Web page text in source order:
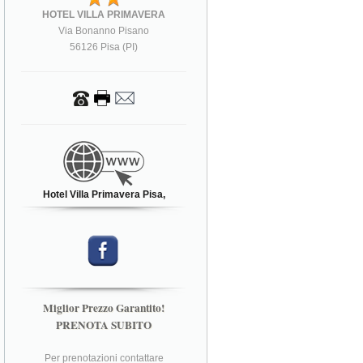
HOTEL VILLA PRIMAVERA
Via Bonanno Pisano
56126 Pisa (PI)
Hotel Villa Primavera Pisa,
Miglior Prezzo Garantito!
PRENOTA SUBITO
Per prenotazioni contattare